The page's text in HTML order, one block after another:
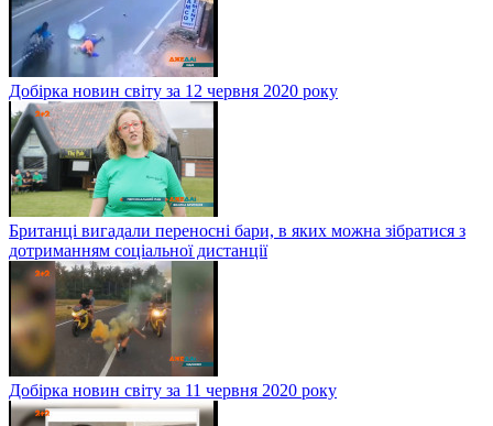
Добірка новин світу за 12 червня 2020 року
Британці вигадали переносні бари, в яких можна зібратися з
дотриманням соціальної дистанції
Добірка новин світу за 11 червня 2020 року